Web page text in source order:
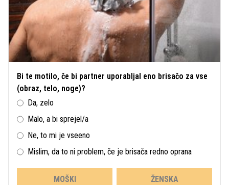
Bi te motilo, če bi partner uporabljal eno brisačo za vse
(obraz, telo, noge)?
Da, zelo
Malo, a bi sprejel/a
Ne, to mi je vseeno
Mislim, da to ni problem, če je brisača redno oprana
MOŠKI ŽENSKA